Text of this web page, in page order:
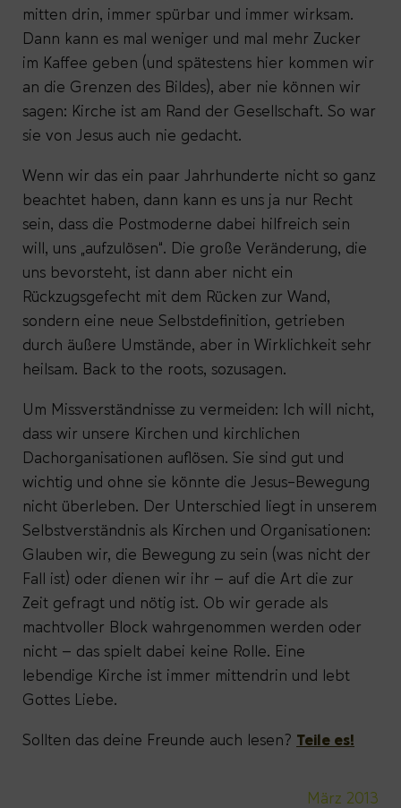
mitten drin, immer spürbar und immer wirksam.
Dann kann es mal weniger und mal mehr Zucker
im Kaffee geben (und spätestens hier kommen wir
an die Grenzen des Bildes), aber nie können wir
sagen: Kirche ist am Rand der Gesellschaft. So war
sie von Jesus auch nie gedacht.
Wenn wir das ein paar Jahrhunderte nicht so ganz
beachtet haben, dann kann es uns ja nur Recht
sein, dass die Postmoderne dabei hilfreich sein
will, uns „aufzulösen“. Die große Veränderung, die
uns bevorsteht, ist dann aber nicht ein
Rückzugsgefecht mit dem Rücken zur Wand,
sondern eine neue Selbstdefinition, getrieben
durch äußere Umstände, aber in Wirklichkeit sehr
heilsam. Back to the roots, sozusagen.
Um Missverständnisse zu vermeiden: Ich will nicht,
dass wir unsere Kirchen und kirchlichen
Dachorganisationen auflösen. Sie sind gut und
wichtig und ohne sie könnte die Jesus-Bewegung
nicht überleben. Der Unterschied liegt in unserem
Selbstverständnis als Kirchen und Organisationen:
Glauben wir, die Bewegung zu sein (was nicht der
Fall ist) oder dienen wir ihr – auf die Art die zur
Zeit gefragt und nötig ist. Ob wir gerade als
machtvoller Block wahrgenommen werden oder
nicht – das spielt dabei keine Rolle. Eine
lebendige Kirche ist immer mittendrin und lebt
Gottes Liebe.
Sollten das deine Freunde auch lesen? Teile es!
März 2013